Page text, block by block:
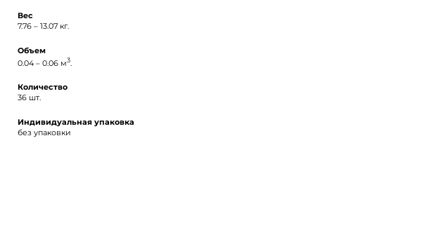
Вес
7.76 – 13.07 кг.
Объем
0.04 – 0.06 м3.
Количество
36 шт.
Индивидуальная упаковка
без упаковки